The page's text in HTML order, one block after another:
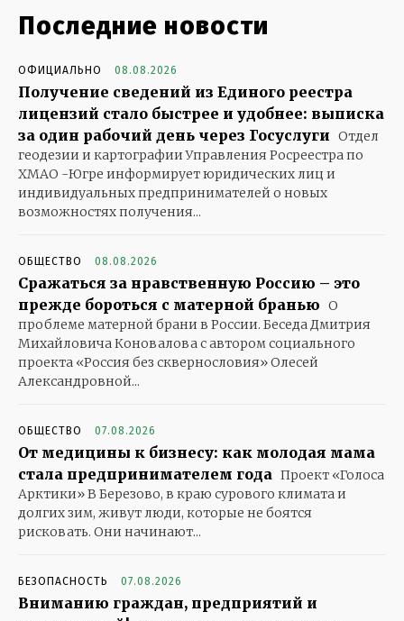
Последние новости
ОФИЦИАЛЬНО 08.08.2026
Получение сведений из Единого реестра
лицензий стало быстрее и удобнее: выписка
за один рабочий день через Госуслуги Отдел
геодезии и картографии Управления Росреестра по
ХМАО -Югре информирует юридических лиц и
индивидуальных предпринимателей о новых
возможностях получения...
ОБЩЕСТВО 08.08.2026
Сражаться за нравственную Россию – это
прежде бороться с матерной бранью О
проблеме матерной брани в России. Беседа Дмитрия
Михайловича Коновалова с автором социального
проекта «Россия без сквернословия» Олесей
Александровной...
ОБЩЕСТВО 07.08.2026
От медицины к бизнесу: как молодая мама
стала предпринимателем года Проект «Голоса
Арктики» В Березово, в краю сурового климата и
долгих зим, живут люди, которые не боятся
рисковать. Они начинают...
БЕЗОПАСНОСТЬ 07.08.2026
Вниманию граждан, предприятий и